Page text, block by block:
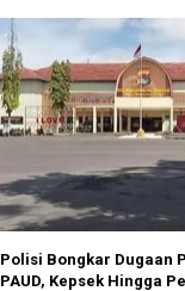
Polisi Bongkar Dugaan
PAUD, Kepsek Hingga